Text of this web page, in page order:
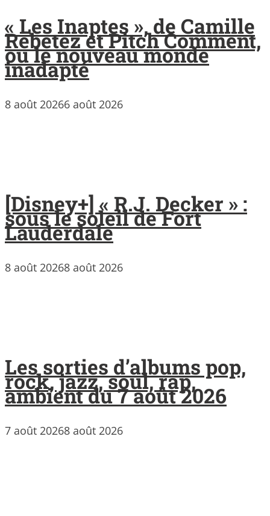
« Les Inaptes », de Camille
Rebetez et Pitch Comment,
ou le nouveau monde
inadapté
8 août 20266 août 2026
[Disney+] « R.J. Decker » :
sous le soleil de Fort
Lauderdale
8 août 20268 août 2026
Les sorties d’albums pop,
rock, jazz, soul, rap,
ambient du 7 août 2026
7 août 20268 août 2026